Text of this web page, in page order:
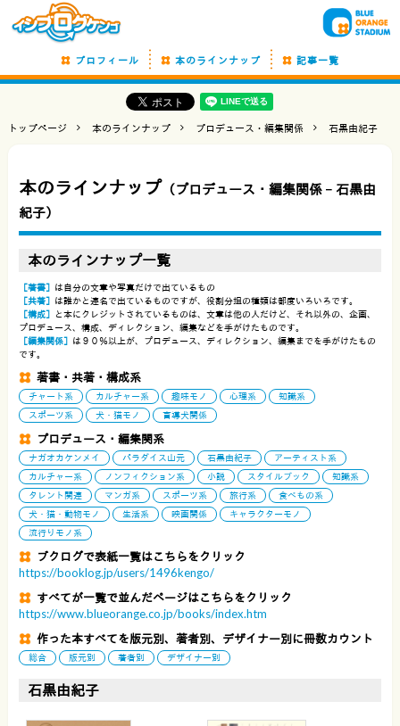
プロフィール 本のラインナップ 記事一覧
トップページ 本のラインナップ プロデュース・編集関係 石黒由紀子
本のラインナップ （プロデュース・編集関係 − 石黒由
紀子）
本のラインナップ一覧
［著書］ は自分の文章や写真だけで出ているもの
［共著］ は誰かと連名で出ているものですが、役割分担の種類は都度いろいろです。
［構成］ と本にクレジットされているものは、文章は他の人だけど、それ以外の、企画、
プロデュース、構成、ディレクション、編集などを手がけたものです。
［編集関係］ は９０％以上が、プロデュース、ディレクション、編集までを手がけたもの
です。
著書・共著・構成系
チャート系 カルチャー系 趣味モノ 心理系
知識系
スポーツ系
犬・猫モノ 盲導犬関係
プロデュース・編集関系
ナガオカケンメイ パラダイス山元 石黒由紀子
アーティスト系
カルチャー系
ノンフィクション系 小説 スタイルブック
知識系
タレント関連
マンガ系 スポーツ系 旅行系
食べもの系
犬・猫・動物モノ
生活系 映画関係
キャラクターモノ
流行りモノ系
ブクログで表紙一覧はこちらをクリック
https://booklog.jp/users/1496kengo/
すべてが一覧で並んだページはこちらをクリック
https://www.blueorange.co.jp/books/index.htm
作った本すべてを版元別、著者別、デザイナー別に冊数カウント
総合 版元別 著者別 デザイナー別
石黒由紀子